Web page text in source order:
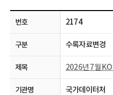
2174
수록자료변경
국가데이터처